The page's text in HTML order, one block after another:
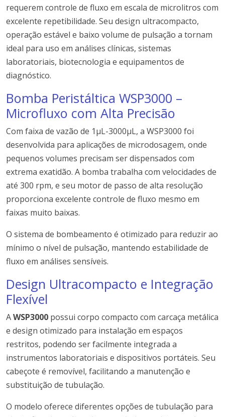
requerem controle de fluxo em escala de microlitros com
excelente repetibilidade. Seu design ultracompacto,
operação estável e baixo volume de pulsação a tornam
ideal para uso em análises clínicas, sistemas
laboratoriais, biotecnologia e equipamentos de
diagnóstico.
Bomba Peristáltica WSP3000 –
Microfluxo com Alta Precisão
Com faixa de vazão de 1μL-3000μL, a WSP3000 foi
desenvolvida para aplicações de microdosagem, onde
pequenos volumes precisam ser dispensados com
extrema exatidão. A bomba trabalha com velocidades de
até 300 rpm, e seu motor de passo de alta resolução
proporciona excelente controle de fluxo mesmo em
faixas muito baixas.
O sistema de bombeamento é otimizado para reduzir ao
mínimo o nível de pulsação, mantendo estabilidade de
fluxo em análises sensíveis.
Design Ultracompacto e Integração
Flexível
AWSP3000 possui corpo compacto com carcaça metálica
e design otimizado para instalação em espaços
restritos, podendo ser facilmente integrada a
instrumentos laboratoriais e dispositivos portáteis. Seu
cabeçote é removível, facilitando a manutenção e
substituição de tubulação.
O modelo oferece diferentes opções de tubulação para